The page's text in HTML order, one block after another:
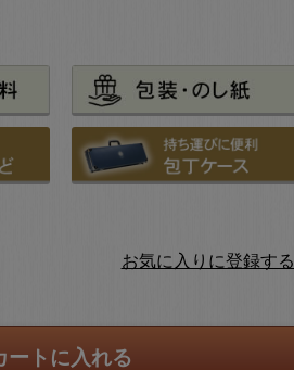
お気に入りに登録する
ートに入れる